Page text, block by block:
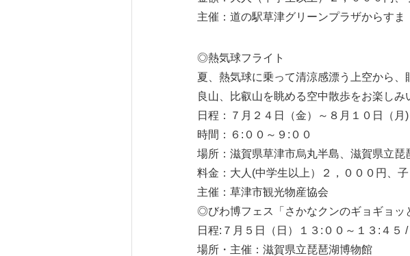
主催：道の駅草津グリーンプラザからすま
◎熱気球フライト
夏、熱気球に乗って清涼感漂う上空から
良山、比叡山を眺める空中散歩をお楽しみ
日程：７月２４日（金）～８月１０日（月
時間：６:００～９:００
場所：滋賀県草津市烏丸半島、滋賀県立琵
料金：大人(中学生以上）２，０００円
主催：草津市観光物産協会
◎びわ博フェス「さかなクンのギョギョッ
日程:７月５日（日）１３:００～１３:４５
場所・主催：滋賀県立琵琶湖博物館